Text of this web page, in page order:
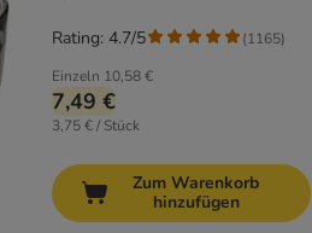
Einzeln 10,58 €
7,49 €
3,75 € / Stück
Rating: 4.7/5 (1165)
Zum Warenkorb
hinzufügen